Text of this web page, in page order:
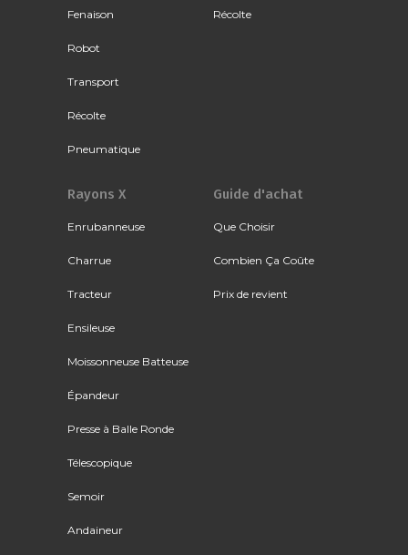
Fenaison
Robot
Transport
Récolte
Pneumatique
Récolte
Rayons X
Enrubanneuse
Charrue
Tracteur
Ensileuse
Moissonneuse Batteuse
Épandeur
Presse à Balle Ronde
Télescopique
Semoir
Andaineur
Guide d'achat
Que Choisir
Combien Ça Coûte
Prix de revient